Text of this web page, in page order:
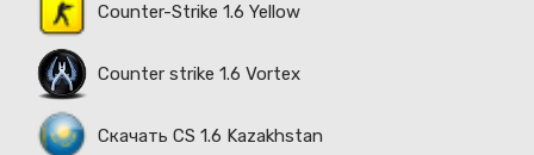
Counter-Strike 1.6 Yellow
Counter strike 1.6 Vortex
Скачать CS 1.6 Kazakhstan